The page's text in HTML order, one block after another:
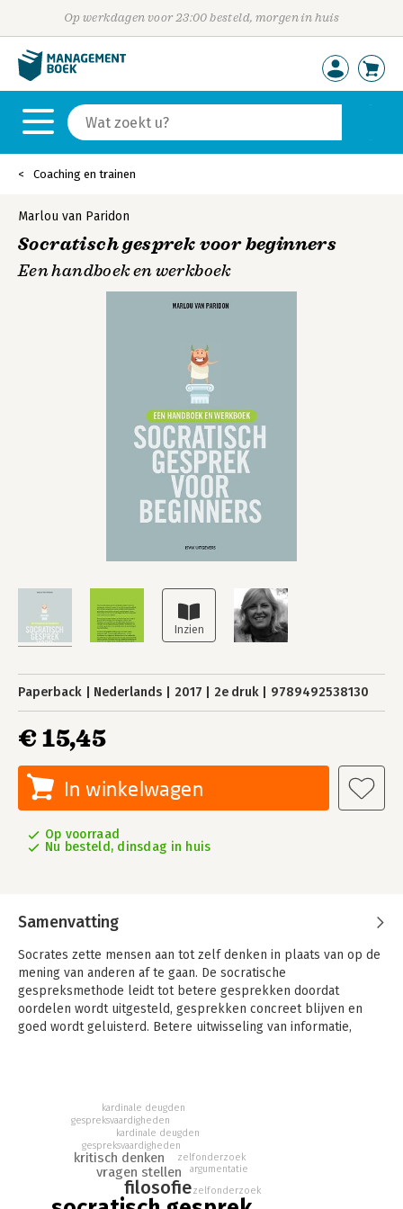
Op werkdagen voor 23:00 besteld, morgen in huis
Coaching en trainen
Marlou van Paridon
Socratisch gesprek voor beginners
Een handboek en werkboek
Paperback Nederlands 2017 2e druk 9789492538130
€ 15,45
In winkelwagen
Op voorraad
Nu besteld, dinsdag in huis
Samenvatting
Socrates zette mensen aan tot zelf denken in plaats van op de
mening van anderen af te gaan. De socratische
gespreksmethode leidt tot betere gesprekken doordat
oordelen wordt uitgesteld, gesprekken concreet blijven en
goed wordt geluisterd. Betere uitwisseling van informatie,
gesprek kort en bondig uit in vijf stappen, compleet met
checklisten en overzichten van de belangrijkste handvatten en
valkuilen voor de beginnende gespreksleider. Voorbeelden
van socratische gesprekken uit de praktijk maken de
gesprekstappen nog inzichtelijker.
filosofie
vragen stellen
kritisch denken
gespreksvaardigheden
kardinale deugden
zelfonderzoek
argumentatie
gespreksvaardigheden
kardinale deugden
zelfonderzoek